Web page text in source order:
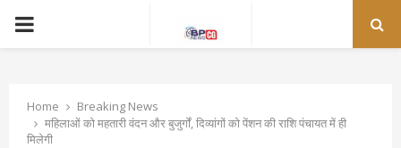
PRIMARY
Home
Breaking News
महिलाओं को महतारी वंदन और बुजुर्गों, दिव्यांगों को पेंशन की राशि पंचायत में ही
मिलेगी